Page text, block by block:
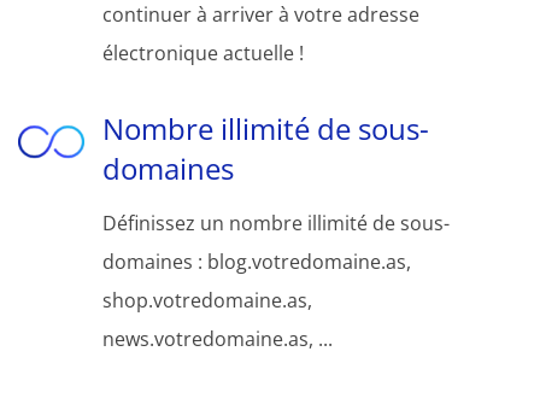
continuer à arriver à votre adresse
électronique actuelle !
Nombre illimité de sous-
domaines
Définissez un nombre illimité de sous-
domaines : blog.votredomaine.as,
shop.votredomaine.as,
news.votredomaine.as, ...